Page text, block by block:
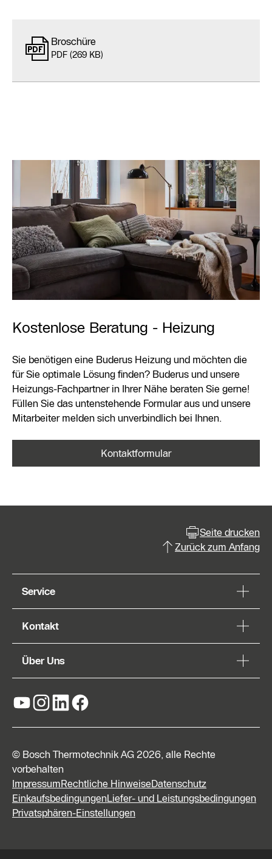
Broschüre
PDF (269 KB)
Kostenlose Beratung - Heizung
Sie benötigen eine Buderus Heizung und möchten die
für Sie optimale Lösung finden? Buderus und unsere
Heizungs-Fachpartner in Ihrer Nähe beraten Sie gerne!
Füllen Sie das untenstehende Formular aus und unsere
Mitarbeiter melden sich unverbindlich bei Ihnen.
Kontaktformular
Seite drucken
Zurück zum Anfang
Service
Kontakt
Über Uns
© Bosch Thermotechnik AG 2026, alle Rechte
vorbehalten
ImpressumRechtliche HinweiseDatenschutz
EinkaufsbedingungenLiefer- und Leistungsbedingungen
Privatsphären-Einstellungen